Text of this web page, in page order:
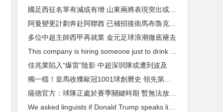
國足西征名單有減或有增 山東兩將表現突出或重返球隊
阿曼變更計劃奔赴阿聯酋 已補招後衛馬布魯克入隊
多位中超主帥西甲再就業 金元足球浪潮徹底褪去
佳兆業陷入“爆雷”陰影 中超深圳隊或遭到波及
獨一檔 ！皇馬收獲歐冠1001球創曆史 領先第二233球
薩德官方 ：球隊正處於賽季關鍵時期 暫無法放走哈維
We asked linguists if Donald Trump speaks like that on purpose